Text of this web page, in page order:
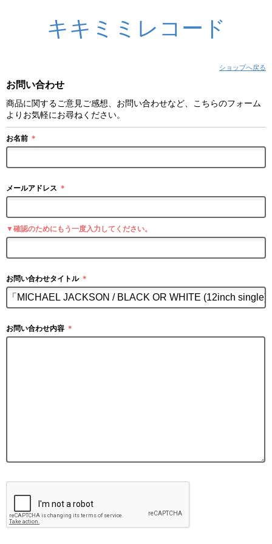
キキミミレコード
ショップへ戻る
お問い合わせ
商品に関するご意見ご感想、お問い合わせなど、こちらのフォーム
よりお気軽にお尋ねください。
お名前 ＊
メールアドレス ＊
▼確認のためにもう一度入力してください。
お問い合わせタイトル ＊
お問い合わせ内容 ＊